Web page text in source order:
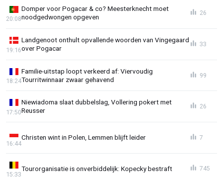
Domper voor Pogacar & co? Meesterknecht moet
noodgedwongen opgeven
20:08
26
Landgenoot onthult opvallende woorden van Vingegaard
over Pogacar
19:16
33
Familie-uitstap loopt verkeerd af: Viervoudig
Tourritwinnaar zwaar gehavend
18:24
99
Niewiadoma slaat dubbelslag, Vollering pokert met
Reusser
17:50
26
Christen wint in Polen, Lemmen blijft leider
16:44
7
Tourorganisatie is onverbiddelijk: Kopecky bestraft
15:33
745